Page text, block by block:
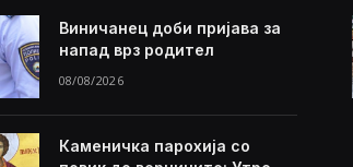
Виничанец доби пријава за
напад врз родител
08/08/2026
Каменичка парохија со